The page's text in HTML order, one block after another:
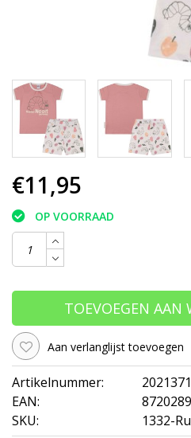
€11,95
OP VOORRAAD
TOEVOEGEN AAN
Aan verlanglijst toevoegen
Artikelnummer:
2021371
EAN:
SKU:
1332-